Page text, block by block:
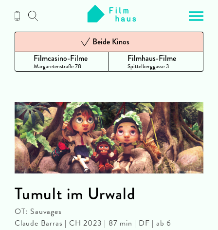
Inhalt
Filmcasino-Filme
Margaretenstraße 78
Beide Kinos
Filmhaus-Filme
Spittelberggasse 3
Tumult im Urwald
OT: Sauvages
Claude Barras | CH 2023 | 87 min | DF | ab 6